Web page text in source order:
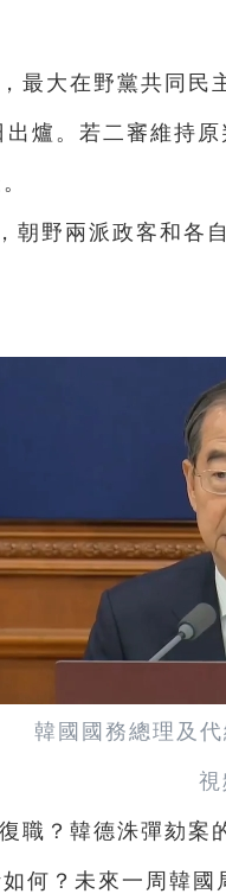
最大在野黨共同民
爐。若二審維持
朝野兩派政客和各
韓國國務總理及
視
職？韓德洙彈劾案
何？未來一周韓